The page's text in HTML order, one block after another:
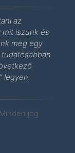
az
iszunk és
meg egy
legyen.
jog